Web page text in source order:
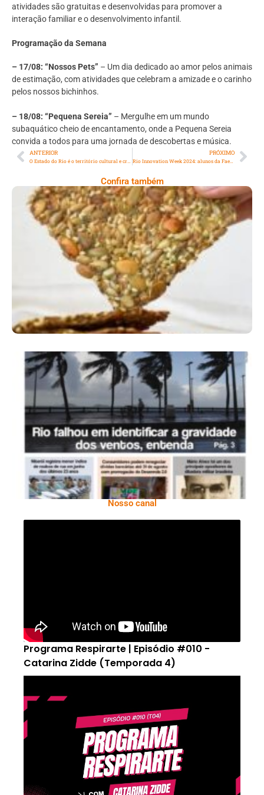
atividades são gratuitas e desenvolvidas para promover a
interação familiar e o desenvolvimento infantil.
Programação da Semana
– 17/08: “Nossos Pets” – Um dia dedicado ao amor pelos animais
de estimação, com atividades que celebram a amizade e o carinho
pelos nossos bichinhos.
– 18/08: “Pequena Sereia” – Mergulhe em um mundo
subaquático cheio de encantamento, onde a Pequena Sereia
convida a todos para uma jornada de descobertas e música.
ANTERIOR PRÓXIMO
Rio Innovation Week 2024: alunos da Faetec exibem projetos com foco em tecnologia e meio-ambiente
Confira também
Comer Bem: Cracker De Sementes
Ano X – Número 366 01 A 07 De Agosto De
2026
Nosso canal
Programa Respirarte | Episódio #010 -
Catarina Zidde (Temporada 4)